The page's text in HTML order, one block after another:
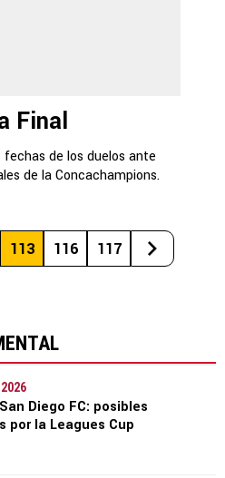
Final
de los duelos ante
de la Concachampions.
113 116 117
2026
Diego FC: posibles
por la Leagues Cup